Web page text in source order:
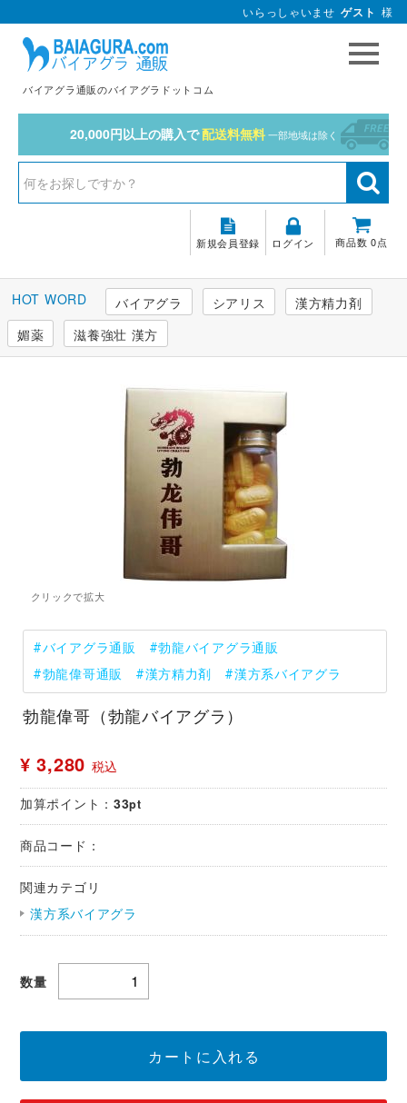
いらっしゃいませ ゲスト 様
バイアグラ通販のバイアグラドットコム
20,000円以上の購入で配送料無料 一部地域は除く
商品数 0点
新規会員登録 ログイン
バイアグラ シアリス
漢方精力剤
媚薬
滋養強壮 漢方
#バイアグラ通販
#勃龍バイアグラ通販
#勃龍偉哥通販
#漢方精力剤 #漢方系バイアグラ
勃龍偉哥（勃龍バイアグラ）
¥ 3,280 税込
加算ポイント： 33pt
商品コード：
関連カテゴリ
漢方系バイアグラ
数量
カートに入れる